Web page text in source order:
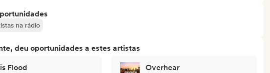
na rádio
deu oportunidades a estes artistas
Flood Overhear